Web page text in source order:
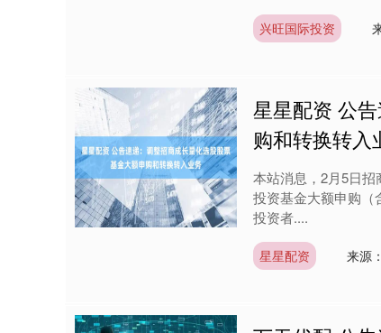
兴旺国际投资
星星配资 公
购和转换转入
本站消息，2月5日
投资基金大额申购（
投资者....
星星配资 来源